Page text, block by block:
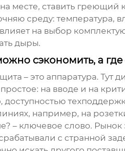
месте, ставить греющий
среду: температура,
на выбор
дыры.
сэкономить, а где
– это аппаратура. Тут
на вводе и на
например, на
– ключевое слово.
с странной